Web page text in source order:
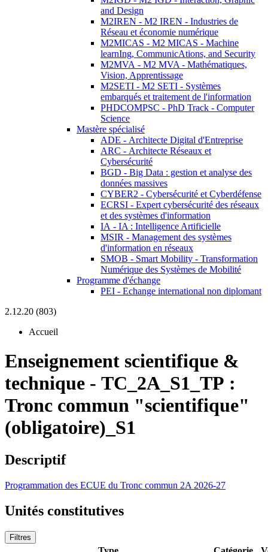
and Design
M2IREN - M2 IREN - Industries de
Réseau et économie numérique
M2MICAS - M2 MICAS - Machine
learnIng, CommunicAtions, and Security
M2MVA - M2 MVA - Mathématiques,
Vision, Apprentissage
M2SETI - M2 SETI - Systèmes
embarqués et traitement de l'information
PHDCOMPSC - PhD Track - Computer
Science
Mastère spécialisé
ADE - Architecte Digital d'Entreprise
ARC - Architecte Réseaux et
Cybersécurité
BGD - Big Data : gestion et analyse des
données massives
CYBER2 - Cybersécurité et Cyberdéfense
ECRSI - Expert cybersécurité des réseaux
et des systèmes d'information
IA - IA : Intelligence Artificielle
MSIR - Management des systèmes
d'information en réseaux
SMOB - Smart Mobility - Transformation
Numérique des Systèmes de Mobilité
Programme d'échange
PEI - Echange international non diplomant
2.12.20 (803)
Accueil
Enseignement scientifique &
technique - TC_2A_S1_TP :
Tronc commun "scientifique"
(obligatoire)_S1
Descriptif
Programmation des ECUE du Tronc commun 2A 2026-27
Unités constitutives
Filtres